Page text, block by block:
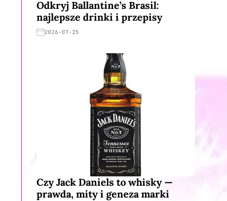
Odkryj Ballantine’s Brasil:
najlepsze drinki i przepisy
2026-07-25
Czy Jack Daniels to whisky —
prawda, mity i geneza marki